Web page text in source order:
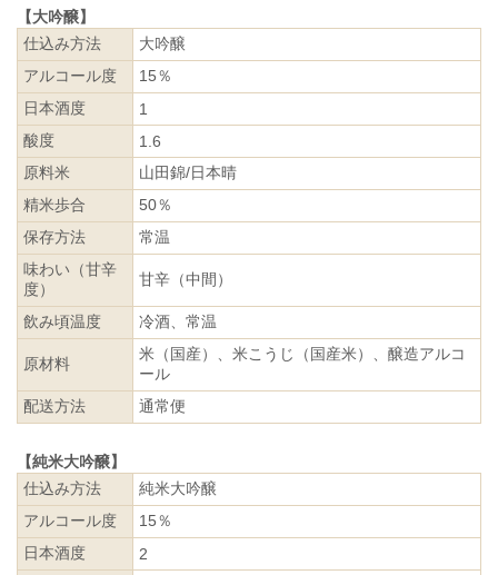
【大吟醸】
仕込み方法
大吟醸
アルコール度
15％
日本酒度
1
酸度
1.6
原料米
山田錦/日本晴
精米歩合
50％
保存方法
常温
味わい（甘辛
度）
甘辛（中間）
飲み頃温度 冷酒、常温
原材料
米（国産）、米こうじ（国産米）、醸造アルコ
ール
配送方法
通常便
【純米大吟醸】
仕込み方法
純米大吟醸
アルコール度
15％
日本酒度
2